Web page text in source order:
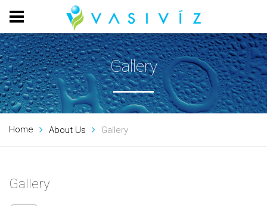
Gallery
Home About Us Gallery
Gallery